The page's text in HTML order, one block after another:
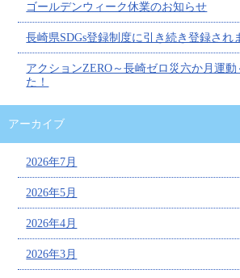
ゴールデンウィーク休業のお知らせ
長崎県SDGs登録制度に引き続き登録され
アクションZERO～長崎ゼロ災六か月運
た！
アーカイブ
2026年7月
2026年5月
2026年4月
2026年3月